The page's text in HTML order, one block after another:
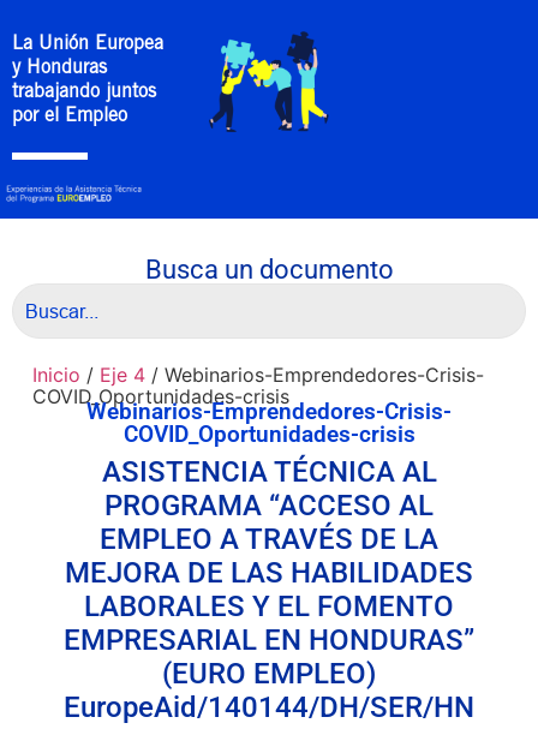
La Unión Europea
y Honduras
trabajando juntos
por el Empleo
Busca un documento
Inicio / Eje 4/ Webinarios-Emprendedores-Crisis-
COVID_Oportunidades-crisis
Webinarios-Emprendedores-Crisis-
COVID_Oportunidades-crisis
ASISTENCIA TÉCNICA AL
PROGRAMA “ACCESO AL
EMPLEO A TRAVÉS DE LA
MEJORA DE LAS HABILIDADES
LABORALES Y EL FOMENTO
EMPRESARIAL EN HONDURAS”
(EURO EMPLEO)
EuropeAid/140144/DH/SER/HN